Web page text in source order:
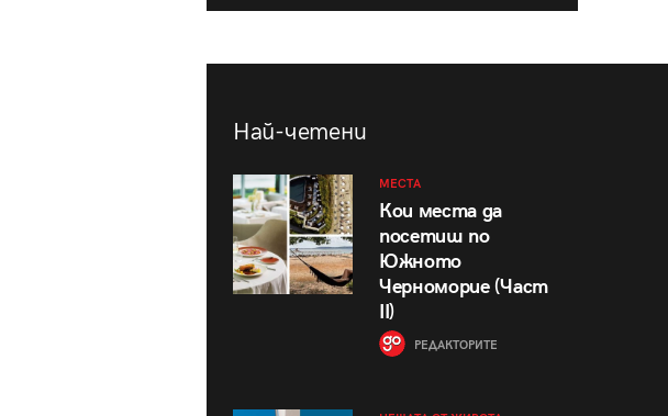
Най-четени
МЕСТА
Кои места да
посетиш по
Южното
Черноморие (Част
II)
РЕДАКТОРИТЕ